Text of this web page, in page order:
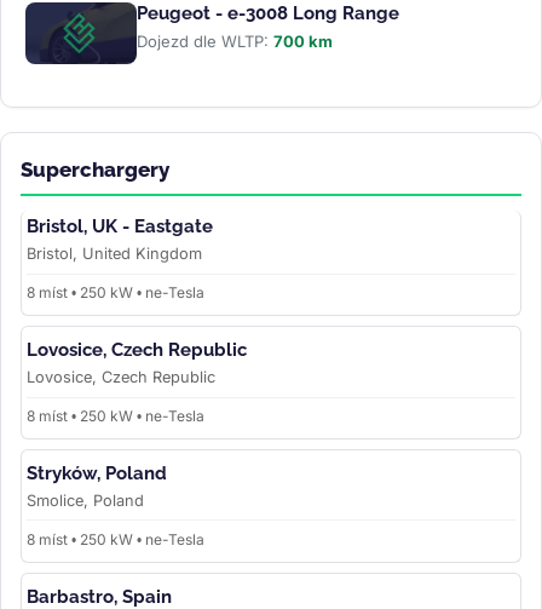
Peugeot - e-3008 Long Range
Dojezd dle WLTP: 700 km
Superchargery
Bristol, UK - Eastgate
Bristol, United Kingdom
8 míst • 250 kW • ne-Tesla
Lovosice, Czech Republic
Lovosice, Czech Republic
8 míst • 250 kW • ne-Tesla
Stryków, Poland
Smolice, Poland
8 míst • 250 kW • ne-Tesla
Barbastro, Spain